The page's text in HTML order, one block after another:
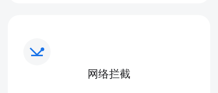
network_ping
网络拦截